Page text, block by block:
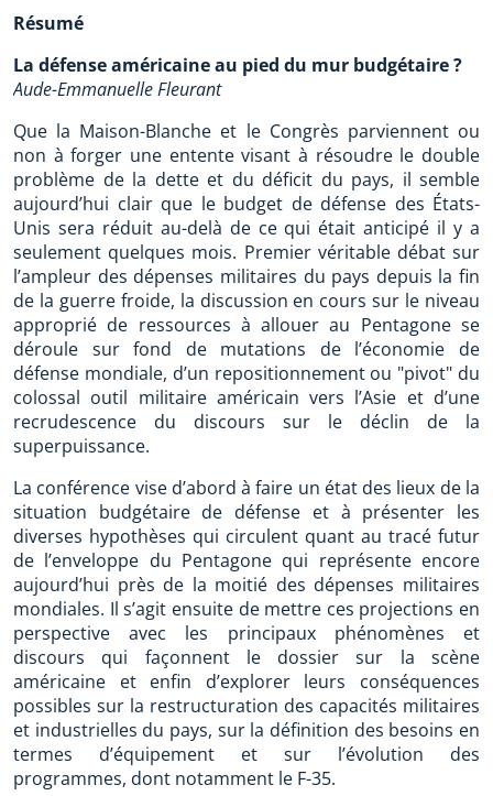
Résumé
La défense américaine au pied du mur budgétaire ?
Aude-Emmanuelle Fleurant
Que la Maison-Blanche et le Congrès parviennent ou
non à forger une entente visant à résoudre le double
problème de la dette et du déficit du pays, il semble
aujourd’hui clair que le budget de défense des États-
Unis sera réduit au-delà de ce qui était anticipé il y a
seulement quelques mois. Premier véritable débat sur
l’ampleur des dépenses militaires du pays depuis la fin
de la guerre froide, la discussion en cours sur le niveau
approprié de ressources à allouer au Pentagone se
déroule sur fond de mutations de l’économie de
défense mondiale, d’un repositionnement ou "pivot" du
colossal outil militaire américain vers l’Asie et d’une
recrudescence du discours sur le déclin de la
superpuissance.
La conférence vise d’abord à faire un état des lieux de la
situation budgétaire de défense et à présenter les
diverses hypothèses qui circulent quant au tracé futur
de l’enveloppe du Pentagone qui représente encore
aujourd’hui près de la moitié des dépenses militaires
mondiales. Il s’agit ensuite de mettre ces projections en
perspective avec les principaux phénomènes et
discours qui façonnent le dossier sur la scène
américaine et enfin d’explorer leurs conséquences
possibles sur la restructuration des capacités militaires
et industrielles du pays, sur la définition des besoins en
termes d’équipement et sur l’évolution des
programmes, dont notamment le F-35.